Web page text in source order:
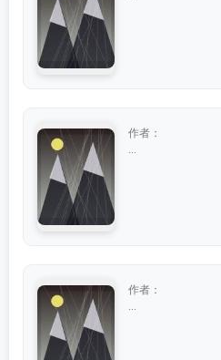
作者：
作者：